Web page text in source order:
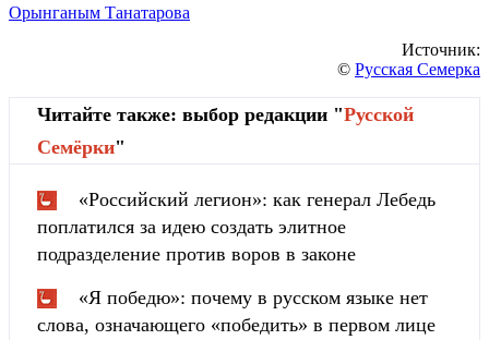
Орынганым Танатарова
Источник:
© Русская Семерка
Читайте также: выбор редакции "Русской
Cемёрки"
«Российский легион»: как генерал Лебедь
поплатился за идею создать элитное
подразделение против воров в законе
«Я победю»: почему в русском языке нет
слова, означающего «победить» в первом лице